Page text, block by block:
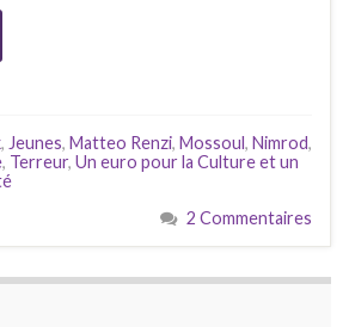
, Jeunes, Matteo Renzi, Mossoul, Nimrod,
, Terreur, Un euro pour la Culture et un
2 Commentaires